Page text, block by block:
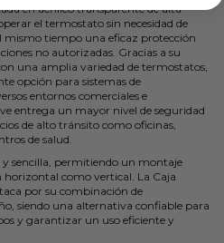
en acrílico transparente de alta
el termostato sin necesidad de
mismo tiempo una eficaz protección
no autorizadas. Gracias a su
una amplia variedad de termostatos,
opción para sistemas de
entornos comerciales e
entrega un mayor nivel de seguridad
de alto tránsito como oficinas,
de salud.
y sencilla, permitiendo un montaje
como vertical. La Caja
por su combinación de
siendo una alternativa confiable para
y garantizar un uso eficiente y